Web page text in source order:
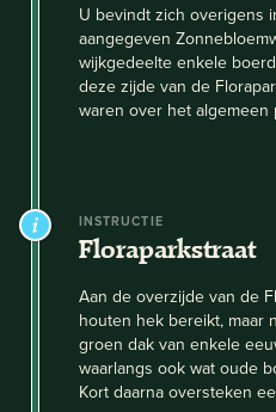
U bevindt zich overigens
aangegeven
wijkgedeelte enkele
deze zijde van de
waren over het algemeen
INSTRUCTIE
Floraparkstraat
Aan de overzijde van de
houten hek bereikt, maar
groen dak van enkele
waarlangs ook wat oude
Kort daarna oversteken